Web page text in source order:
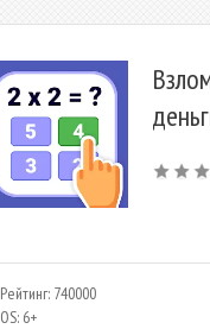
Рейтинг: 740000
OS: 6+